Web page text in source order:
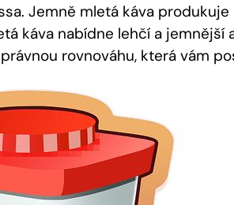
Jemně mletá káva
káva nabídne lehčí a jemnější
rovnováhu, která vám